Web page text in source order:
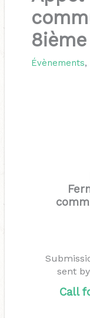
8ième
Évènements,
sent
Call